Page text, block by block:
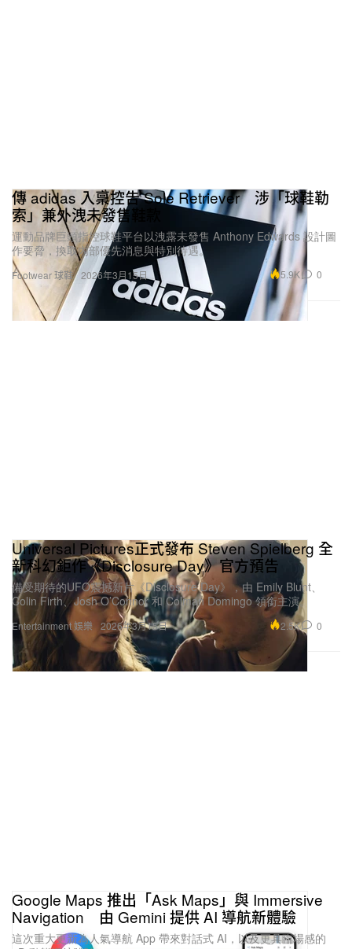
Footwear 球鞋
索」兼外洩未發售鞋款
運動品牌巨頭指控球鞋平台以洩露未發售 Anthony Edwards 設計圖
作要脅，換取內部優先消息與特別待遇。
2026年3月15日 5.9K
Entertainment 娛樂
新科幻鉅作《Disclosure Day》官方預告
備受期待的UFO震撼新片《Disclosure Day》，由 Emily Blunt、
Colin Firth、Josh O’Connor 和 Colman Domingo 領銜主演。
2026年3月15日 2.5K
Navigation 由 Gemini 提供 AI 導航新體驗
這次重大更新為人氣導航 App 帶來對話式 AI，以及更具臨場感的
3D 動態導航體驗。